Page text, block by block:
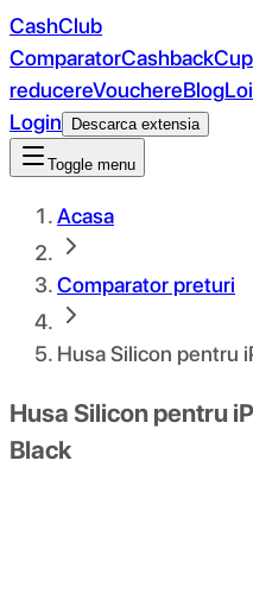
CashClub
ComparatorCashback
reducereVouchereBlog
Login
Descarca extensia
Toggle menu
Acasa
Comparator preturi
Husa Silicon pentru
Husa Silicon pentru
Black